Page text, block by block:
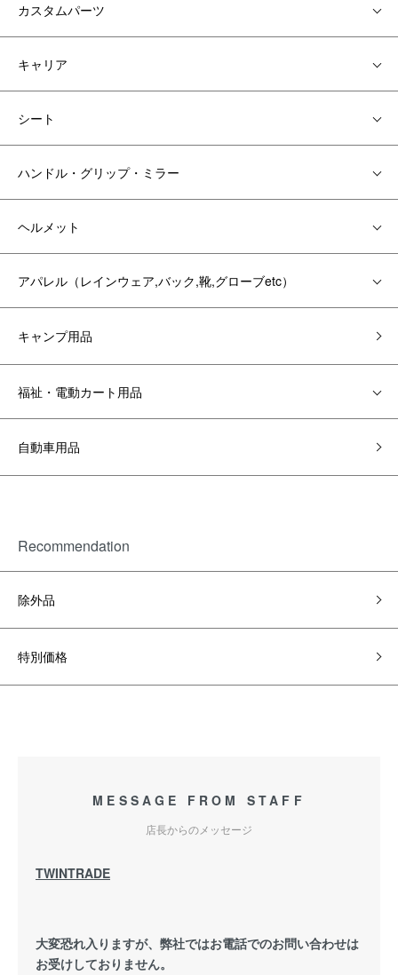
カスタムパーツ
キャリア
シート
ハンドル・グリップ・ミラー
ヘルメット
アパレル（レインウェア,バック,靴,グローブetc）
キャンプ用品
福祉・電動カート用品
自動車用品
Recommendation
除外品
特別価格
MESSAGE FROM STAFF
店長からのメッセージ
TWINTRADE
大変恐れ入りますが、弊社ではお電話でのお問い合わせは
お受けしておりません。